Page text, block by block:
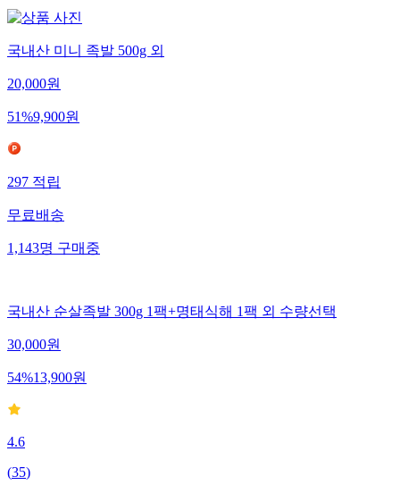
국내산 미니 족발 500g 외
20,000원
51%9,900원
297적립
무료배송
1,143명구매중
국내산 순살족발 300g 1팩+명태식해 1팩 외 수량선택
30,000원
54%13,900원
4.6
(35)